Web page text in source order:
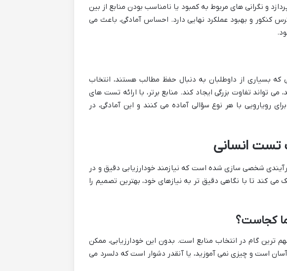
و نگرانی های مربوط به کمبود یا نامناسب بودن منابع از بین
کنکور و بهبود عملکرد نهایی دارد. احساس آمادگی، باعث می
که بسیاری از داوطلبان به دنبال حفظ مطالب هستند، انتخاب
تواند تفاوت بزرگی ایجاد کند. منابع برتر، با ارائه تست های
رویارویی با هر نوع سؤالی آماده می کنند و این آمادگی، در
تست انسانی
بهترین کتاب تست انسانی برای کنکور ۱۴۰۵، فرآیندی شخصی سازی شده است که نیازمند خودارزیابی دقیق و در
کند تا با نگاهی دقیق تر به نیازهای خود، بهترین تصمیم را
کجاست؟
گام در انتخاب منابع است. بدون این خودارزیابی، ممکن
است و چیزی نمی آموزید، یا آنقدر دشوار است که دلسرد می